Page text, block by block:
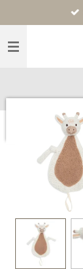
direct
naar